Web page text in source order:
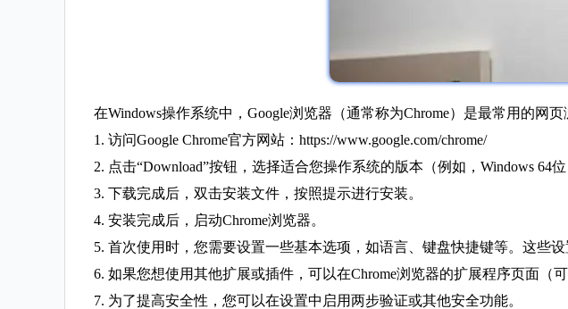
在Windows操作系统中，Google浏览器（通常称为Chrome）是最常用的网
1. 访问Google Chrome官方网站：https://www.google.com/chrome/
2. 点击“Download”按钮，选择适合您操作系统的版本（例如，Windows 64位
3. 下载完成后，双击安装文件，按照提示进行安装。
4. 安装完成后，启动Chrome浏览器。
5. 首次使用时，您需要设置一些基本选项，如语言、键盘快捷键等。这些设
6. 如果您想使用其他扩展或插件，可以在Chrome浏览器的扩展程序页面（
7. 为了提高安全性，您可以在设置中启用两步验证或其他安全功能。